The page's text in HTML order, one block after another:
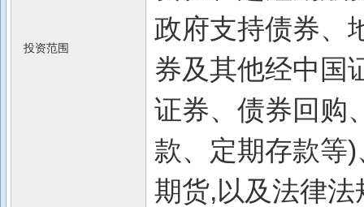
投资范围
政府支持债券、
券及其他经中国
证券、债券回购
款、定期存款等
期货,以及法律